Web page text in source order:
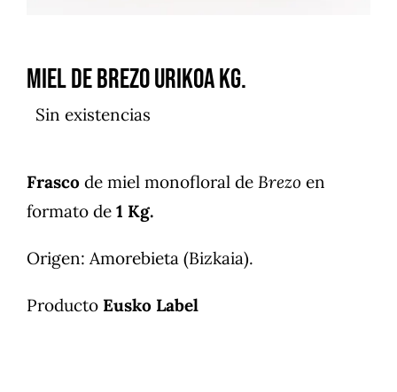
Miel de brezo Urikoa Kg.
Sin existencias
Frasco de miel monofloral de Brezo en
formato de 1 Kg.
Origen: Amorebieta (Bizkaia).
Producto Eusko Label